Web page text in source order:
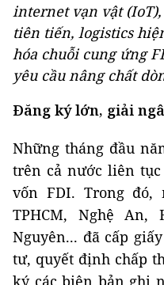
internet vạn vật
tiên tiến, logistics
hóa chuỗi cung ứng
yêu cầu nâng chất
Đăng ký lớn, giải
Những tháng đầu
trên cả nước liên
vốn FDI. Trong đó,
TPHCM, Nghệ An,
Nguyên... đã cấp
tư, quyết định chấp
ký các biên bản ghi